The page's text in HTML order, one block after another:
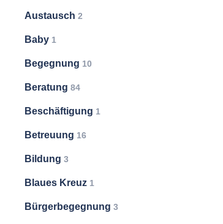
Austausch 2
Baby 1
Begegnung 10
Beratung 84
Beschäftigung 1
Betreuung 16
Bildung 3
Blaues Kreuz 1
Bürgerbegegnung 3